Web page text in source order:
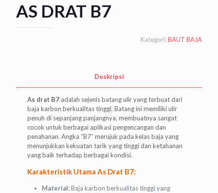
AS DRAT B7
Kategori:BAUT BAJA
Deskripsi
As drat B7 adalah sejenis batang ulir yang terbuat dari
baja karbon berkualitas tinggi. Batang ini memiliki ulir
penuh di sepanjang panjangnya, membuatnya sangat
cocok untuk berbagai aplikasi pengencangan dan
penahanan. Angka “B7” merujuk pada kelas baja yang
menunjukkan kekuatan tarik yang tinggi dan ketahanan
yang baik terhadap berbagai kondisi.
Karakteristik Utama As Drat B7:
Material:Baja karbon berkualitas tinggi yang